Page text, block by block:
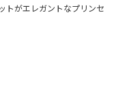
トがエレガントなプリンセ